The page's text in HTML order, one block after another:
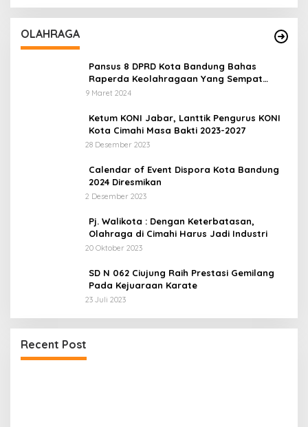
OLAHRAGA
Pansus 8 DPRD Kota Bandung Bahas
Raperda Keolahragaan Yang Sempat
Tertunda
9 Maret 2024
Ketum KONI Jabar, Lanttik Pengurus KONI
Kota Cimahi Masa Bakti 2023-2027
28 Desember 2023
Calendar of Event Dispora Kota Bandung
2024 Diresmikan
2 Desember 2023
Pj. Walikota : Dengan Keterbatasan,
Olahraga di Cimahi Harus Jadi Industri
20 Oktober 2023
SD N 062 Ciujung Raih Prestasi Gemilang
Pada Kejuaraan Karate
23 Juli 2023
Recent Post
Dua LSM Nasional Bersatu Soroti PUPR Aceh
Tenggara, PENJARA dan GEPARI Desak Kejati